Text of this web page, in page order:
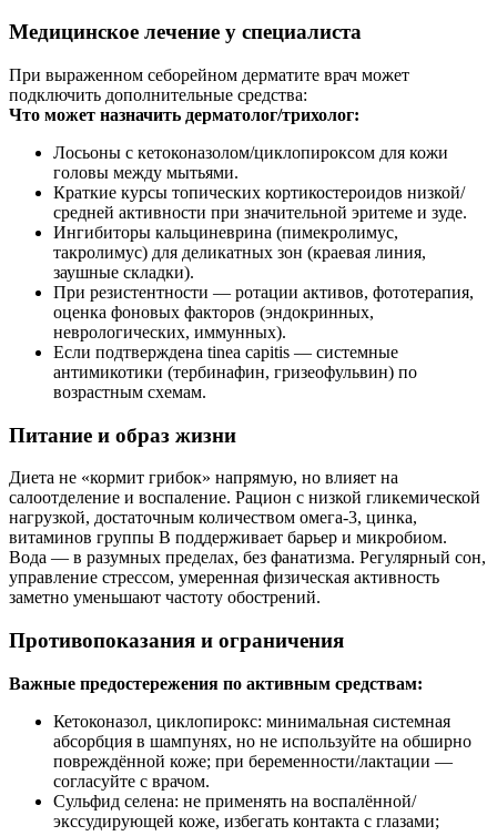
Медицинское лечение у специалиста
При выраженном себорейном дерматите врач может
подключить дополнительные средства:
Что может назначить дерматолог/трихолог:
Лосьоны с кетоконазолом/циклопироксом для кожи
головы между мытьями.
Краткие курсы топических кортикостероидов низкой/
средней активности при значительной эритеме и зуде.
Ингибиторы кальциневрина (пимекролимус,
такролимус) для деликатных зон (краевая линия,
заушные складки).
При резистентности — ротации активов, фототерапия,
оценка фоновых факторов (эндокринных,
неврологических, иммунных).
Если подтверждена tinea capitis — системные
антимикотики (тербинафин, гризеофульвин) по
возрастным схемам.
Питание и образ жизни
Диета не «кормит грибок» напрямую, но влияет на
салоотделение и воспаление. Рацион с низкой гликемической
нагрузкой, достаточным количеством омега‑3, цинка,
витаминов группы B поддерживает барьер и микробиом.
Вода — в разумных пределах, без фанатизма. Регулярный сон,
управление стрессом, умеренная физическая активность
заметно уменьшают частоту обострений.
Противопоказания и ограничения
Важные предостережения по активным средствам:
Кетоконазол, циклопирокс: минимальная системная
абсорбция в шампунях, но не используйте на обширно
повреждённой коже; при беременности/лактации —
согласуйте с врачом.
Сульфид селена: не применять на воспалённой/
экссудирующей коже, избегать контакта с глазами;